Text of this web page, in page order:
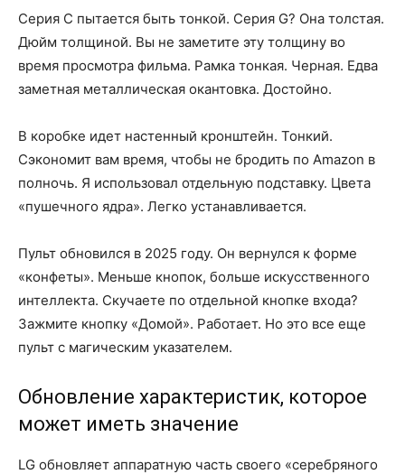
Серия C пытается быть тонкой. Серия G? Она толстая.
Дюйм толщиной. Вы не заметите эту толщину во
время просмотра фильма. Рамка тонкая. Черная. Едва
заметная металлическая окантовка. Достойно.
В коробке идет настенный кронштейн. Тонкий.
Сэкономит вам время, чтобы не бродить по Amazon в
полночь. Я использовал отдельную подставку. Цвета
«пушечного ядра». Легко устанавливается.
Пульт обновился в 2025 году. Он вернулся к форме
«конфеты». Меньше кнопок, больше искусственного
интеллекта. Скучаете по отдельной кнопке входа?
Зажмите кнопку «Домой». Работает. Но это все еще
пульт с магическим указателем.
Обновление характеристик, которое
может иметь значение
LG обновляет аппаратную часть своего «серебряного